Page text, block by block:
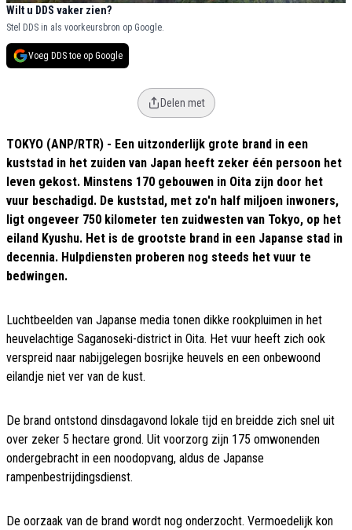
Wilt u DDS vaker zien?
Stel DDS in als voorkeursbron op Google.
Voeg DDS toe op Google
Delen met
TOKYO (ANP/RTR) - Een uitzonderlijk grote brand in een
kuststad in het zuiden van Japan heeft zeker één persoon het
leven gekost. Minstens 170 gebouwen in Oita zijn door het
vuur beschadigd. De kuststad, met zo'n half miljoen inwoners,
ligt ongeveer 750 kilometer ten zuidwesten van Tokyo, op het
eiland Kyushu. Het is de grootste brand in een Japanse stad in
decennia. Hulpdiensten proberen nog steeds het vuur te
bedwingen.
Luchtbeelden van Japanse media tonen dikke rookpluimen in het
heuvelachtige Saganoseki-district in Oita. Het vuur heeft zich ook
verspreid naar nabijgelegen bosrijke heuvels en een onbewoond
eilandje niet ver van de kust.
De brand ontstond dinsdagavond lokale tijd en breidde zich snel uit
over zeker 5 hectare grond. Uit voorzorg zijn 175 omwonenden
ondergebracht in een noodopvang, aldus de Japanse
rampenbestrijdingsdienst.
De oorzaak van de brand wordt nog onderzocht. Vermoedelijk kon